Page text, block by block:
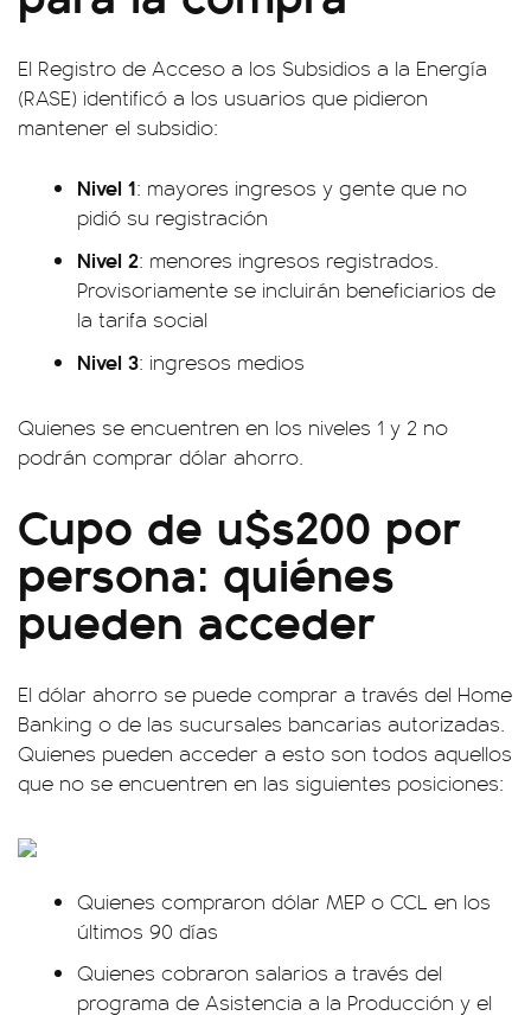
El Registro de Acceso a los Subsidios a la Energía
(RASE) identificó a los usuarios que pidieron
mantener el subsidio:
Nivel 1: mayores ingresos y gente que no
pidió su registración
Nivel 2: menores ingresos registrados.
Provisoriamente se incluirán beneficiarios de
la tarifa social
Nivel 3: ingresos medios
Quienes se encuentren en los niveles 1 y 2 no
podrán comprar dólar ahorro.
Cupo de u$s200 por
persona: quiénes
pueden acceder
El dólar ahorro se puede comprar a través del Home
Banking o de las sucursales bancarias autorizadas.
Quienes pueden acceder a esto son todos aquellos
que no se encuentren en las siguientes posiciones:
Quienes compraron dólar MEP o CCL en los
últimos 90 días
Quienes cobraron salarios a través del
programa de Asistencia a la Producción y el